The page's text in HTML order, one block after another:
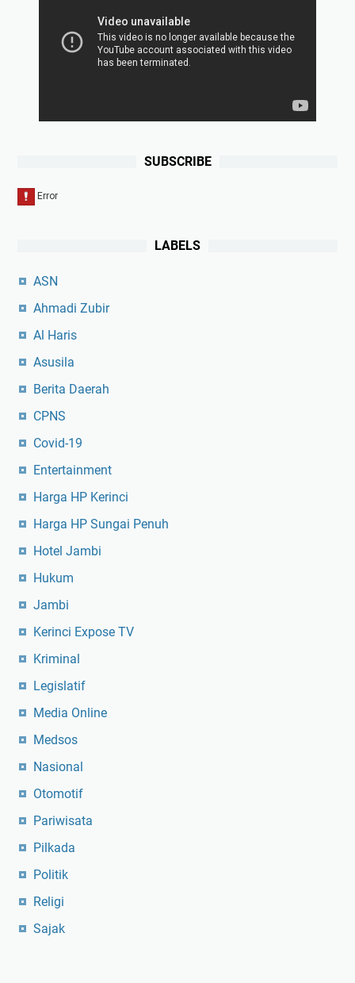
SUBSCRIBE
LABELS
ASN
Ahmadi Zubir
Al Haris
Asusila
Berita Daerah
CPNS
Covid-19
Entertainment
Harga HP Kerinci
Harga HP Sungai Penuh
Hotel Jambi
Hukum
Jambi
Kerinci Expose TV
Kriminal
Legislatif
Media Online
Medsos
Nasional
Otomotif
Pariwisata
Pilkada
Politik
Religi
Sajak